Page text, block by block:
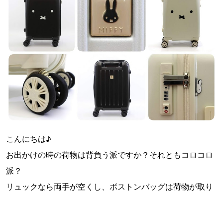
こんにちは♪
お出かけの時の荷物は背負う派ですか？それともコロコロ
派？
リュックなら両手が空くし、ボストンバッグは荷物が取り